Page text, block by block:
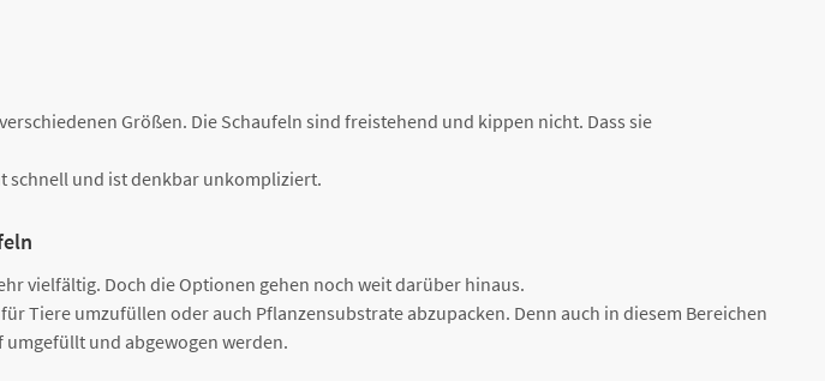
Größen. Die Schaufeln sind freistehend und kippen nicht. Dass sie
schnell und ist denkbar unkompliziert.
vielfältig. Doch die Optionen gehen noch weit darüber hinaus.
Tiere umzufüllen oder auch Pflanzensubstrate abzupacken. Denn auch in diesem Bereichen
und abgewogen werden.